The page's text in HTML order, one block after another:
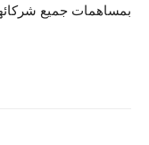
بمساهمات جميع